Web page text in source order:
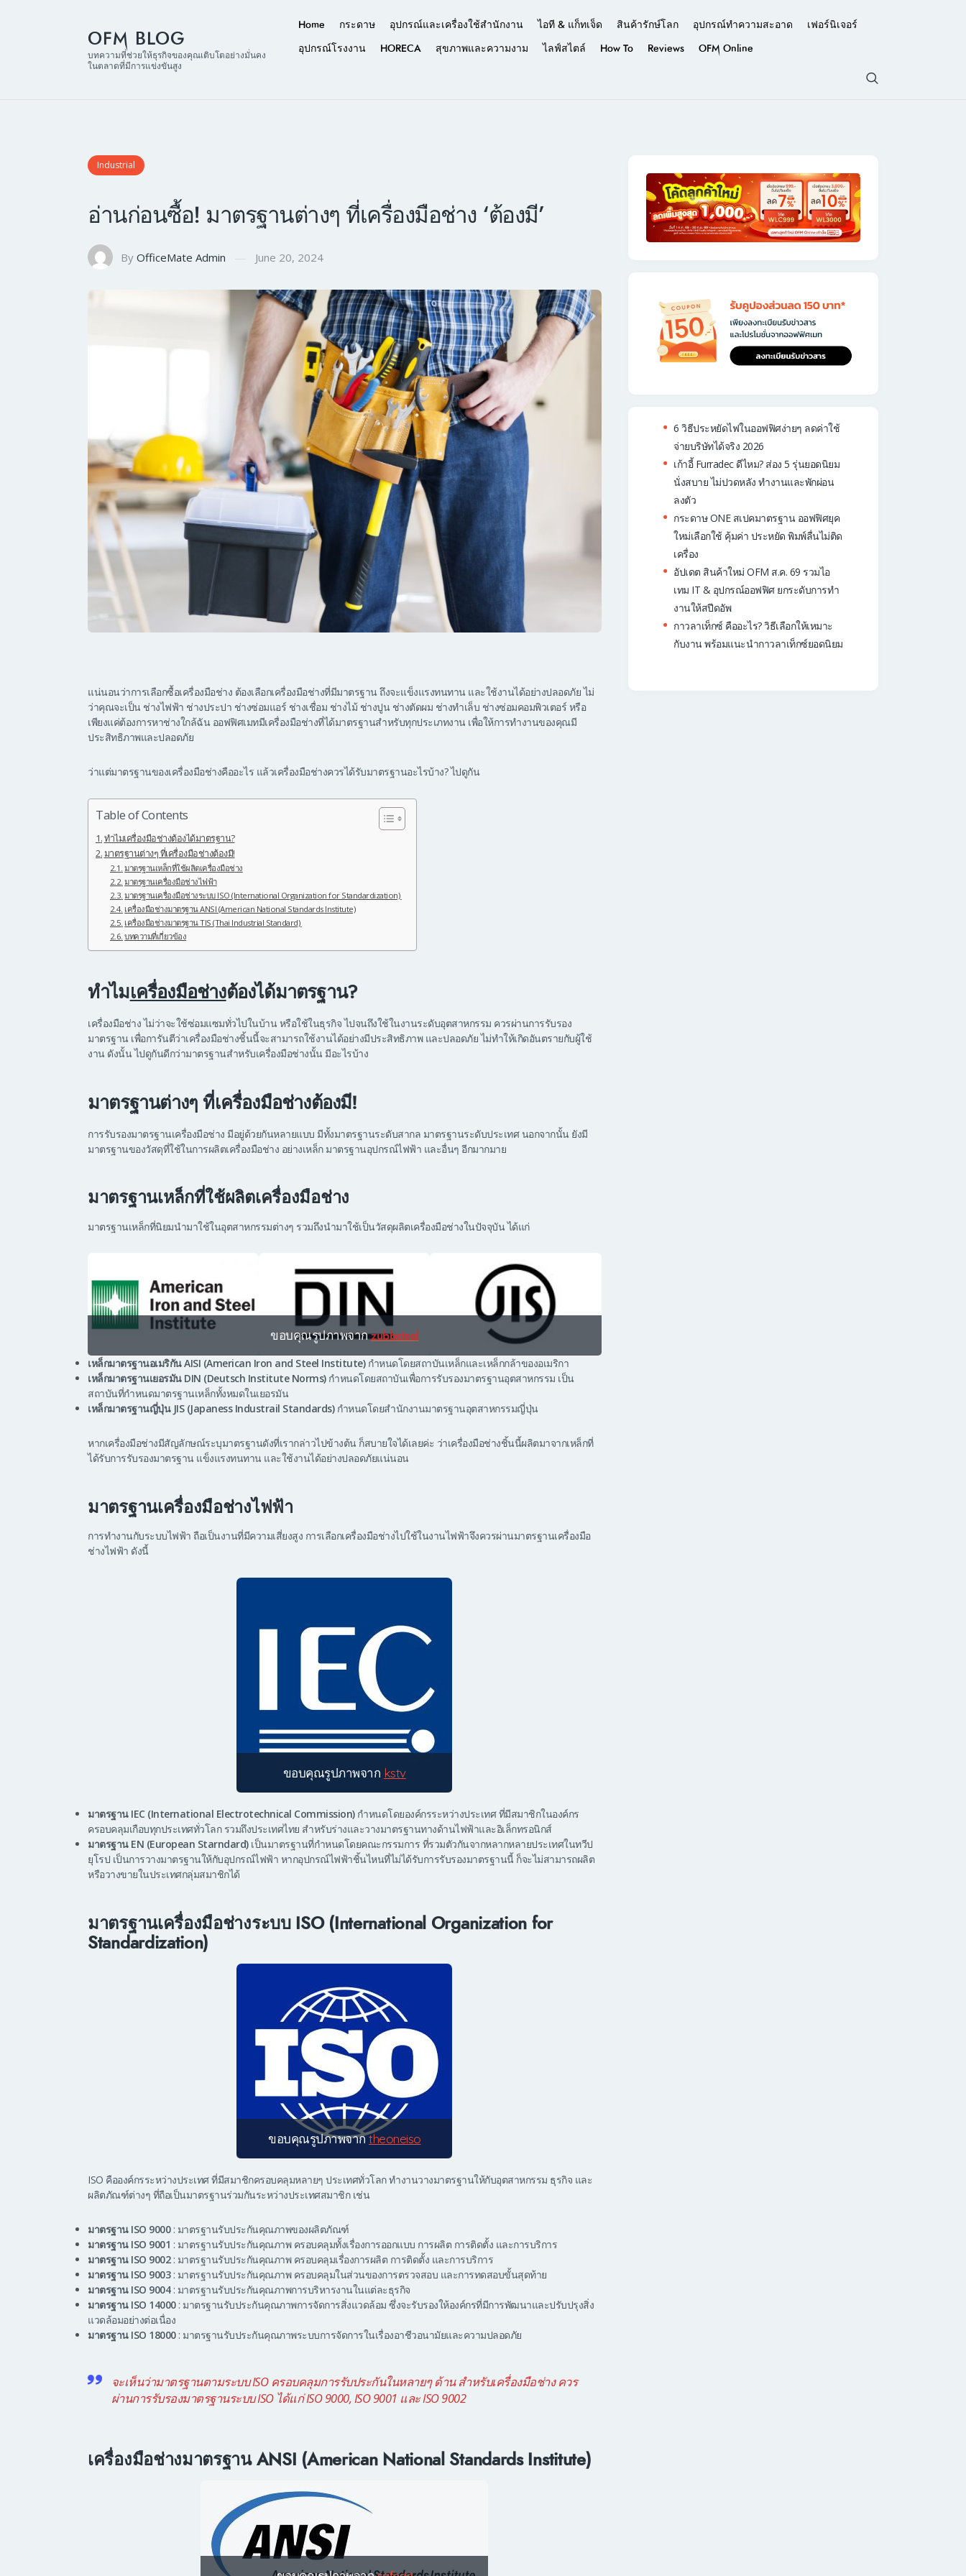
OFM BLOG
บทความที่ช่วยให้ธุรกิจของคุณเติบโตอย่างมั่นคง
ในตลาดที่มีการแข่งขันสูง
Home กระดาษ อุปกรณ์และเครื่องใช้สำนักงาน ไอที & แก็ทเจ็ด สินค้ารักษ์โลก อุปกรณ์ทำความสะอาด
เฟอร์นิเจอร์
อุปกรณ์โรงงาน
HORECA สุขภาพและความงาม ไลฟ์สไตล์ How To Reviews OFM Online
Industrial
อ่านก่อนซื้อ! มาตรฐานต่างๆ ที่เครื่องมือช่าง ‘ต้องมี’
By OfficeMate Admin June 20, 2024
แน่นอนว่าการเลือกซื้อเครื่องมือช่าง ต้องเลือกเครื่องมือช่างที่มีมาตรฐาน ถึงจะแข็งแรงทนทาน และใช้งานได้อย่างปลอดภัย ไม่
ว่าคุณจะเป็น ช่างไฟฟ้า ช่างประปา ช่างซ่อมแอร์ ช่างเชื่อม ช่างไม้ ช่างปูน ช่างตัดผม ช่างทำเล็บ ช่างซ่อมคอมพิวเตอร์ หรือ
เพียงแค่ต้องการหาช่างใกล้ฉัน ออฟฟิศเมทมีเครื่องมือช่างที่ได้มาตรฐานสำหรับทุกประเภทงาน เพื่อให้การทำงานของคุณมี
ประสิทธิภาพและปลอดภัย
ว่าแต่มาตรฐานของเครื่องมือช่างคืออะไร แล้วเครื่องมือช่างควรได้รับมาตรฐานอะไรบ้าง? ไปดูกัน
Table of Contents
ทำไมเครื่องมือช่างต้องได้มาตรฐาน?
มาตรฐานต่างๆ ที่เครื่องมือช่างต้องมี!
มาตรฐานเหล็กที่ใช้ผลิตเครื่องมือช่าง
มาตรฐานเครื่องมือช่างไฟฟ้า
มาตรฐานเครื่องมือช่างระบบ ISO (International Organization for Standardization)
เครื่องมือช่างมาตรฐาน ANSI (American National Standards Institute)
เครื่องมือช่างมาตรฐาน TIS (Thai Industrial Standard)
บทความที่เกี่ยวข้อง
ทำไมเครื่องมือช่างต้องได้มาตรฐาน?
เครื่องมือช่าง ไม่ว่าจะใช้ซ่อมแซมทั่วไปในบ้าน หรือใช้ในธุรกิจ ไปจนถึงใช้ในงานระดับอุตสาหกรรม ควรผ่านการรับรอง
มาตรฐาน เพื่อการันตีว่าเครื่องมือช่างชิ้นนี้จะสามารถใช้งานได้อย่างมีประสิทธิภาพ และปลอดภัย ไม่ทำให้เกิดอันตรายกับผู้ใช้
งาน ดังนั้น ไปดูกันดีกว่ามาตรฐานสำหรับเครื่องมือช่างนั้น มีอะไรบ้าง
มาตรฐานต่างๆ ที่เครื่องมือช่างต้องมี!
การรับรองมาตรฐานเครื่องมือช่าง มีอยู่ด้วยกันหลายแบบ มีทั้งมาตรฐานระดับสากล มาตรฐานระดับประเทศ นอกจากนั้น ยังมี
มาตรฐานของวัสดุที่ใช้ในการผลิตเครื่องมือช่าง อย่างเหล็ก มาตรฐานอุปกรณ์ไฟฟ้า และอื่นๆ อีกมากมาย
มาตรฐานเหล็กที่ใช้ผลิตเครื่องมือช่าง
มาตรฐานเหล็กที่นิยมนำมาใช้ในอุตสาหกรรมต่างๆ รวมถึงนำมาใช้เป็นวัสดุผลิตเครื่องมือช่างในปัจจุบัน ได้แก่
ขอบคุณรูปภาพจากzubbsteel
เหล็กมาตรฐานอเมริกัน AISI (American Iron and Steel Institute) กำหนดโดยสถาบันเหล็กและเหล็กกล้าของอเมริกา
เหล็กมาตรฐานเยอรมัน DIN (Deutsch Institute Norms) กำหนดโดยสถาบันเพื่อการรับรองมาตรฐานอุตสาหกรรม เป็น
สถาบันที่กำหนดมาตรฐานเหล็กทั้งหมดในเยอรมัน
เหล็กมาตรฐานญี่ปุ่น JIS (Japaness Industrail Standards) กำหนดโดยสำนักงานมาตรฐานอุตสาหกรรมญี่ปุ่น
หากเครื่องมือช่างมีสัญลักษณ์ระบุมาตรฐานดังที่เรากล่าวไปข้างต้น ก็สบายใจได้เลยค่ะ ว่าเครื่องมือช่างชิ้นนี้ผลิตมาจากเหล็กที่
ได้รับการรับรองมาตรฐาน แข็งแรงทนทาน และใช้งานได้อย่างปลอดภัยแน่นอน
มาตรฐานเครื่องมือช่างไฟฟ้า
การทำงานกับระบบไฟฟ้า ถือเป็นงานที่มีความเสี่ยงสูง การเลือกเครื่องมือช่างไปใช้ในงานไฟฟ้าจึงควรผ่านมาตรฐานเครื่องมือ
ช่างไฟฟ้า ดังนี้
ขอบคุณรูปภาพจาก kstv
มาตรฐาน IEC (International Electrotechnical Commission) กำหนดโดยองค์กรระหว่างประเทศ ที่มีสมาชิกในองค์กร
ครอบคลุมเกือบทุกประเทศทั่วโลก รวมถึงประเทศไทย สำหรับร่างและวางมาตรฐานทางด้านไฟฟ้าและอิเล็กทรอนิกส์
มาตรฐาน EN (European Starndard) เป็นมาตรฐานที่กำหนดโดยคณะกรรมการ ที่รวมตัวกันจากหลากหลายประเทศในทวีป
ยุโรป เป็นการวางมาตรฐานให้กับอุปกรณ์ไฟฟ้า หากอุปกรณ์ไฟฟ้าชิ้นไหนที่ไม่ได้รับการรับรองมาตรฐานนี้ ก็จะไม่สามารถผลิต
หรือวางขายในประเทศกลุ่มสมาชิกได้
มาตรฐานเครื่องมือช่างระบบ ISO (International Organization for
Standardization)
ขอบคุณรูปภาพจากtheoneiso
ISO คือองค์กรระหว่างประเทศ ที่มีสมาชิกครอบคลุมหลายๆ ประเทศทั่วโลก ทำงานวางมาตรฐานให้กับอุตสาหกรรม ธุรกิจ และ
ผลิตภัณฑ์ต่างๆ ที่ถือเป็นมาตรฐานร่วมกันระหว่างประเทศสมาชิก เช่น
มาตรฐาน ISO 9000: มาตรฐานรับประกันคุณภาพของผลิตภัณฑ์
มาตรฐาน ISO 9001 : มาตรฐานรับประกันคุณภาพ ครอบคลุมทั้งเรื่องการออกแบบ การผลิต การติดตั้ง และการบริการ
มาตรฐาน ISO 9002: มาตรฐานรับประกันคุณภาพ ครอบคลุมเรื่องการผลิต การติดตั้ง และการบริการ
มาตรฐาน ISO 9003: มาตรฐานรับประกันคุณภาพ ครอบคลุมในส่วนของการตรวจสอบ และการทดสอบขั้นสุดท้าย
มาตรฐาน ISO 9004: มาตรฐานรับประกันคุณภาพการบริหารงานในแต่ละธุรกิจ
มาตรฐาน ISO 14000: มาตรฐานรับประกันคุณภาพการจัดการสิ่งแวดล้อม ซึ่งจะรับรองให้องค์กรที่มีการพัฒนาและปรับปรุงสิ่ง
แวดล้อมอย่างต่อเนื่อง
มาตรฐาน ISO 18000: มาตรฐานรับประกันคุณภาพระบบการจัดการในเรื่องอาชีวอนามัยและความปลอดภัย
จะเห็นว่ามาตรฐานตามระบบ ISO ครอบคลุมการรับประกันในหลายๆ ด้าน สำหรับเครื่องมือช่าง ควร
ผ่านการรับรองมาตรฐานระบบ ISO ได้แก่ ISO 9000, ISO 9001 และ ISO 9002
เครื่องมือช่างมาตรฐาน ANSI (American National Standards Institute)
6 วิธีประหยัดไฟในออฟฟิศง่ายๆ ลดค่าใช้
จ่ายบริษัทได้จริง 2026
เก้าอี้ Furradec ดีไหม? ส่อง 5 รุ่นยอดนิยม
นั่งสบาย ไม่ปวดหลัง ทำงานและพักผ่อน
ลงตัว
กระดาษ ONE สเปคมาตรฐาน ออฟฟิศยุค
ใหม่เลือกใช้ คุ้มค่า ประหยัด พิมพ์ลื่นไม่ติด
เครื่อง
อัปเดต สินค้าใหม่ OFM ส.ค. 69 รวมไอ
เทม IT & อุปกรณ์ออฟฟิศ ยกระดับการทำ
งานให้สปีดอัพ
กาวลาเท็กซ์ คืออะไร? วิธีเลือกให้เหมาะ
กับงาน พร้อมแนะนำกาวลาเท็กซ์ยอดนิยม